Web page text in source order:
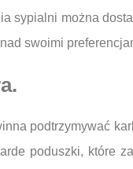
sypialni można
swoimi
podtrzymywać
poduszki, które